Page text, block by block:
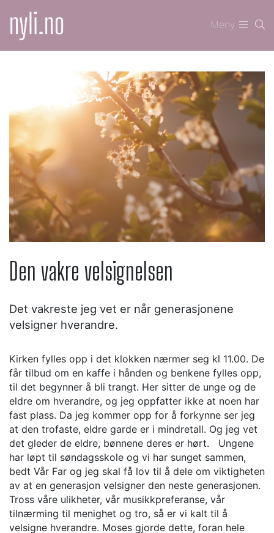
Meny
Den vakre velsignelsen
Det vakreste jeg vet er når generasjonene
velsigner hverandre.
Kirken fylles opp i det klokken nærmer seg kl 11.00. De
får tilbud om en kaffe i hånden og benkene fylles opp,
til det begynner å bli trangt. Her sitter de unge og de
eldre om hverandre, og jeg oppfatter ikke at noen har
fast plass. Da jeg kommer opp for å forkynne ser jeg
at den trofaste, eldre garde er i mindretall. Og jeg vet
det gleder de eldre, bønnene deres er hørt. Ungene
har løpt til søndagsskole og vi har sunget sammen,
bedt Vår Far og jeg skal få lov til å dele om viktigheten
av at en generasjon velsigner den neste generasjonen.
Tross våre ulikheter, vår musikkpreferanse, vår
tilnærming til menighet og tro, så er vi kalt til å
velsigne hverandre. Moses gjorde dette, foran hele